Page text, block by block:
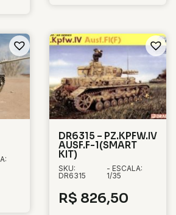
DR6315 – PZ.KPFW.IV
AUSF.F-1(SMART
KIT)
SKU:
DR6315
- ESCALA:
1/35
R$ 826,50